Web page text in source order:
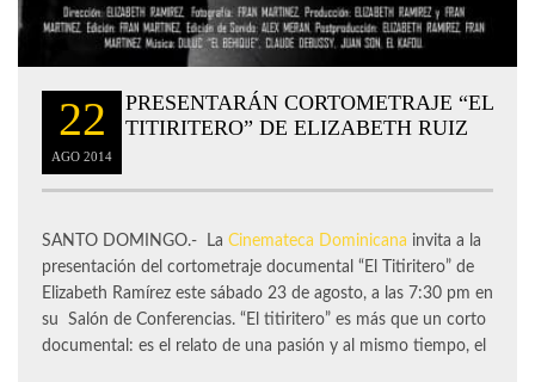
22
AGO 2014
PRESENTARÁN CORTOMETRAJE “EL
TITIRITERO” DE ELIZABETH RUIZ
SANTO DOMINGO.- La Cinemateca Dominicana invita a la
presentación del cortometraje documental “El Titiritero” de
Elizabeth Ramírez este sábado 23 de agosto, a las 7:30 pm en
su Salón de Conferencias. “El titiritero” es más que un corto
documental: es el relato de una pasión y al mismo tiempo, el